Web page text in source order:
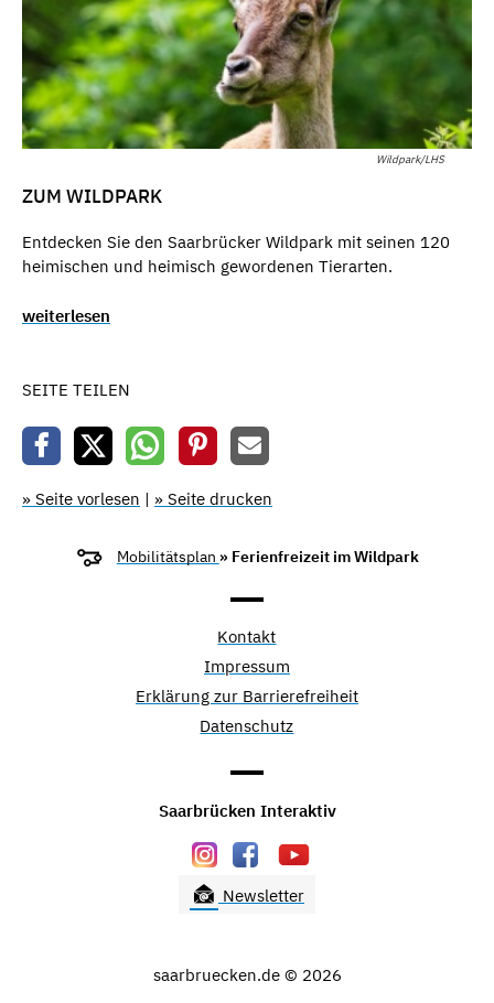
Wildpark/LHS
ZUM WILDPARK
Entdecken Sie den Saarbrücker Wildpark mit seinen 120
heimischen und heimisch gewordenen Tierarten.
weiterlesen
SEITE TEILEN
» Seite vorlesen | » Seite drucken
Mobilitätsplan » Ferienfreizeit im Wildpark
Kontakt
Impressum
Erklärung zur Barrierefreiheit
Datenschutz
Saarbrücken Interaktiv
Newsletter
saarbruecken.de © 2026